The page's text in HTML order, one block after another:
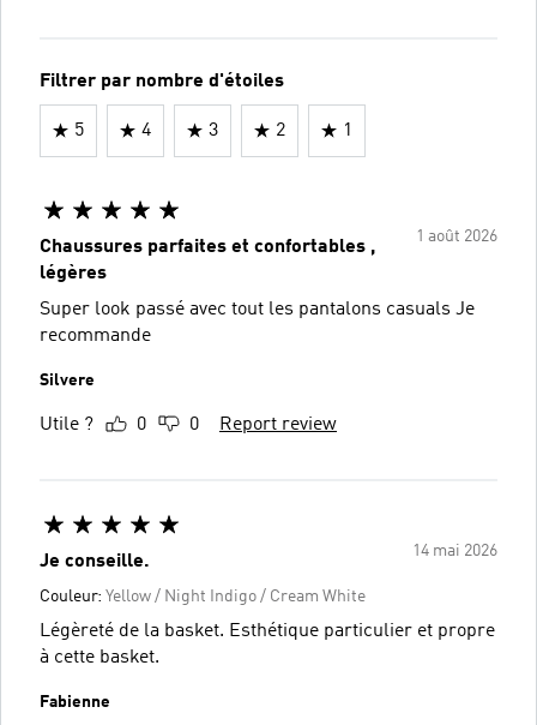
Filtrer par nombre d'étoiles
5 4 3 2 1
1 août 2026
Chaussures parfaites et confortables ,
légères
Super look passé avec tout les pantalons casuals Je
recommande
Silvere
Utile ? 0 0 Report review
14 mai 2026
Je conseille.
Couleur: Yellow / Night Indigo / Cream White
Légèreté de la basket. Esthétique particulier et propre
à cette basket.
Fabienne